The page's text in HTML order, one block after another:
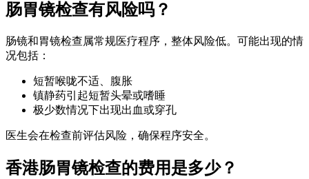
肠胃镜检查有风险吗？
肠镜和胃镜检查属常规医疗程序，整体风险低。可能出现的情
况包括：
短暂喉咙不适、腹胀
镇静药引起短暂头晕或嗜睡
极少数情况下出现出血或穿孔
医生会在检查前评估风险，确保程序安全。
香港肠胃镜检查的费用是多少？